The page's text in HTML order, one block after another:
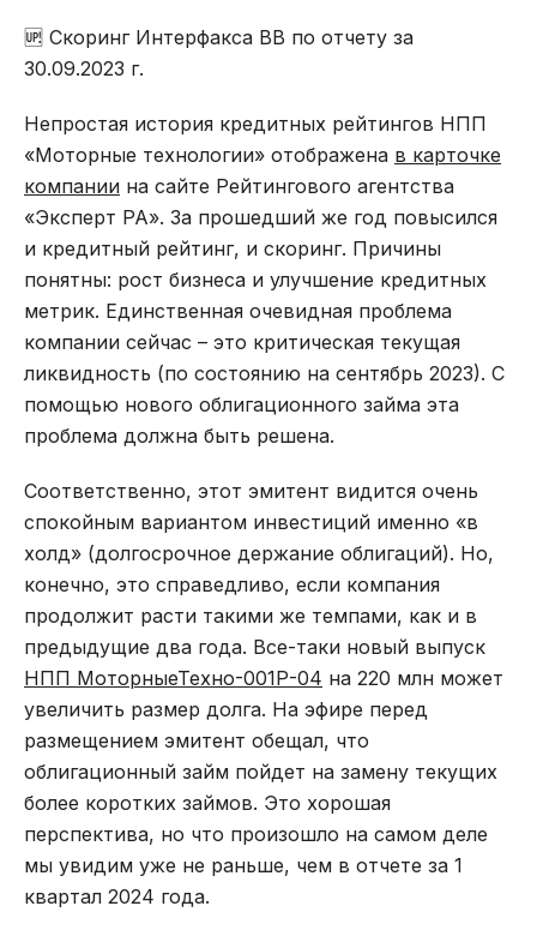
🆙 Скоринг Интерфакса BB по отчету за
30.09.2023 г.
Непростая история кредитных рейтингов НПП
«Моторные технологии» отображена в карточке
компании на сайте Рейтингового агентства
«Эксперт РА». За прошедший же год повысился
и кредитный рейтинг, и скоринг. Причины
понятны: рост бизнеса и улучшение кредитных
метрик. Единственная очевидная проблема
компании сейчас – это критическая текущая
ликвидность (по состоянию на сентябрь 2023). С
помощью нового облигационного займа эта
проблема должна быть решена.
Соответственно, этот эмитент видится очень
спокойным вариантом инвестиций именно «в
холд» (долгосрочное держание облигаций). Но,
конечно, это справедливо, если компания
продолжит расти такими же темпами, как и в
предыдущие два года. Все-таки новый выпуск
НПП МоторныеТехно-001Р-04 на 220 млн может
увеличить размер долга. На эфире перед
размещением эмитент обещал, что
облигационный займ пойдет на замену текущих
более коротких займов. Это хорошая
перспектива, но что произошло на самом деле
мы увидим уже не раньше, чем в отчете за 1
квартал 2024 года.